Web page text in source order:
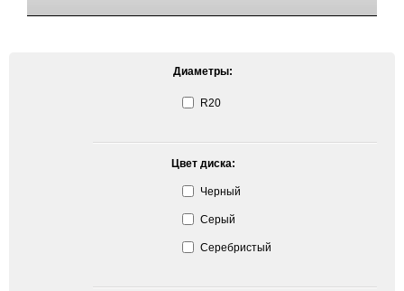
Диаметры:
R20
Цвет диска:
Черный
Серый
Серебристый